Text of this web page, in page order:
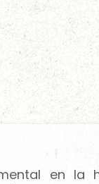
en la